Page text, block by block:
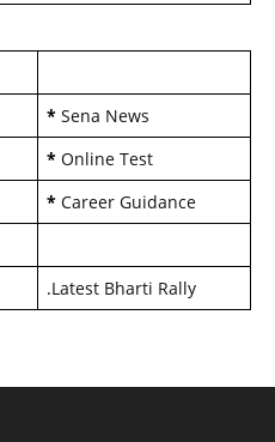
* Sena News
* Online Test
* Career Guidance
.Latest Bharti Rally